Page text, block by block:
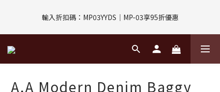
金
輸入折扣碼：MP03YYDS｜MP-03享95折優惠
指定付款方式｜即享2%回饋(信用卡、APPLE PAY、LINE PAY)
評價回饋｜訂單完成後7天內填寫5字以上評價，即可獲得$30購物
A.A Modern Denim Baggy